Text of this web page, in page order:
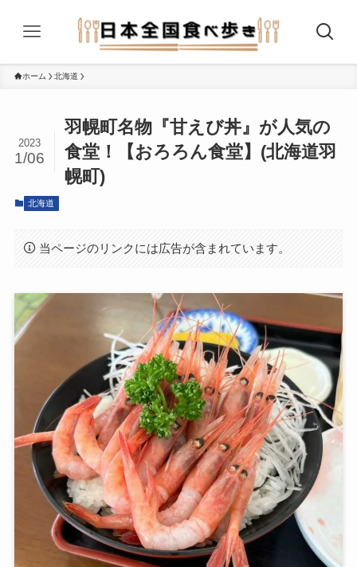
ホーム 北海道
羽幌町名物『甘えび丼』が人気の
食堂！【おろろん食堂】(北海道羽
幌町)
2023
1/06
北海道
当ページのリンクには広告が含まれています。